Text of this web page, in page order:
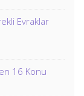
Evraklar
16 Konu